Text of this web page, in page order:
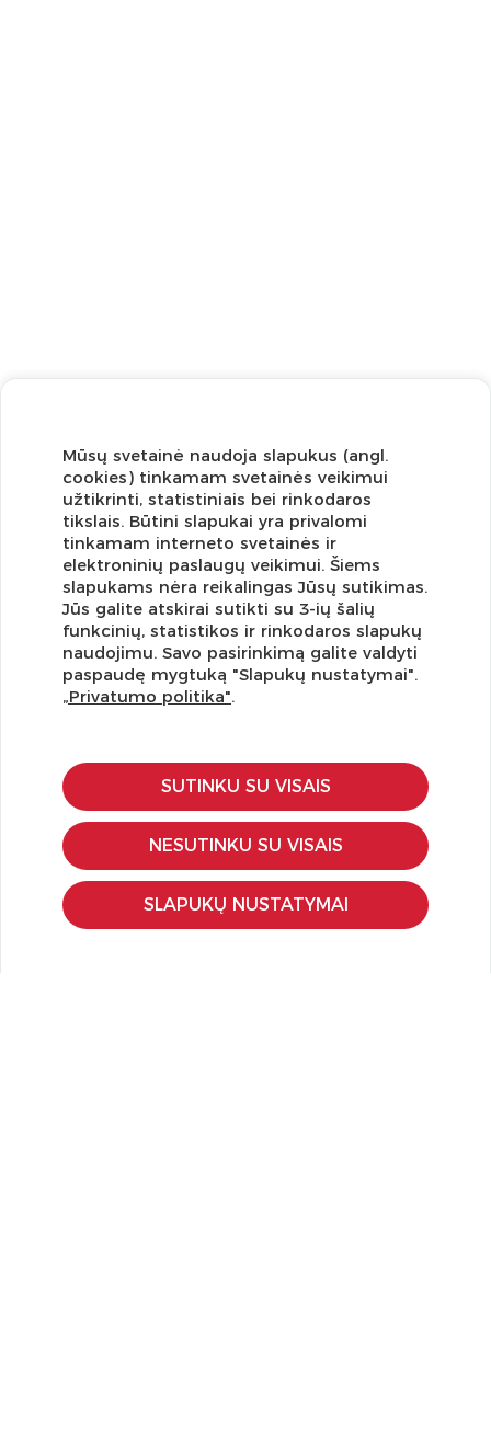
Užsisakykite naujienlaiškį ir pirmi gaukite geriausius
pasiūlymus!
KLIENTŲ APTARNAVIMAS
Pirkimo – pardavimo taisyklės
Pristatymas ir grąžinimas
Apmokėjimo būdai
Kokybės ir saugumo standartai
Privatumo taisyklės
Mūsų svetainė naudoja slapukus (angl.
cookies) tinkamam svetainės veikimui
užtikrinti, statistiniais bei rinkodaros
tikslais. Būtini slapukai yra privalomi
tinkamam interneto svetainės ir
elektroninių paslaugų veikimui. Šiems
slapukams nėra reikalingas Jūsų sutikimas.
Jūs galite atskirai sutikti su 3-ių šalių
funkcinių, statistikos ir rinkodaros slapukų
naudojimu. Savo pasirinkimą galite valdyti
paspaudę mygtuką "Slapukų nustatymai".
„Privatumo politika".
SUTINKU SU VISAIS
NESUTINKU SU VISAIS
SLAPUKŲ NUSTATYMAI